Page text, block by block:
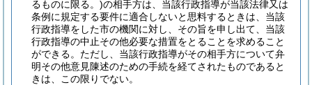
るものに限る。)の相手方は、当該行政指導が当該法律又は
条例に規定する要件に適合しないと思料するときは、当該
行政指導をした市の機関に対し、その旨を申し出て、当該
行政指導の中止その他必要な措置をとることを求めること
ができる。 ただし、当該行政指導がその相手方について弁
明その他意見陳述のための手続を経てされたものであると
きは、この限りでない。